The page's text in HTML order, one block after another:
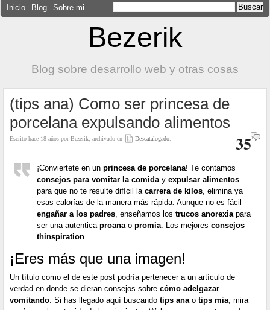
Bezerik
Blog sobre desarrollo web y otras cosas
Inicio Blog Sobre mi
(tips ana) Como ser princesa de
porcelana expulsando alimentos
35
Escrito hace 18 años por Bezerik, archivado en Descatalogado
¡Conviertete en un princesa de porcelana! Te contamos
consejos para vomitar la comiday expulsar alimentos
para que no te resulte difícil la carrera de kilos, elimina ya
esas calorías de la manera más rápida. Aunque no es fácil
engañar a los padres, enseñamos los trucos anorexiapara
ser una autentica proanao promia. Los mejores consejos
thinspiration.
¡Eres más que una imagen!
Un título como el de este post podría pertenecer a un artículo de
verdad en donde se dieran consejos sobre cómo adelgazar
vomitando. Si has llegado aquí buscando tips anao tips mia, mira